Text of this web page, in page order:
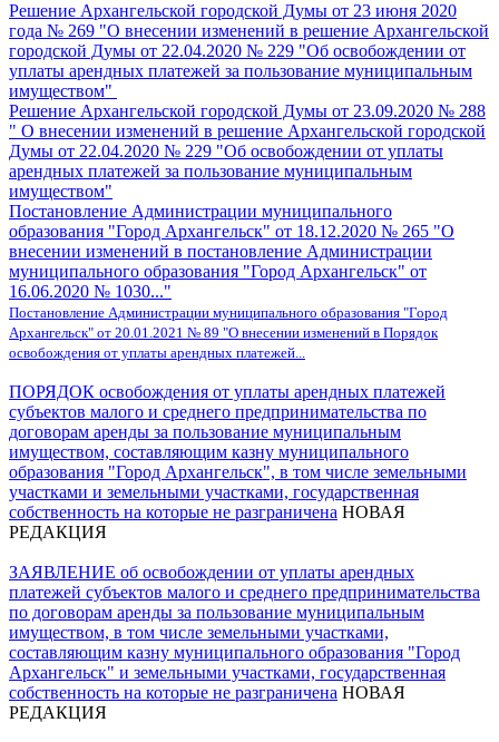
Решение Архангельской городской Думы от 23 июня 2020
года № 269 "О внесении изменений в решение Архангельской
городской Думы от 22.04.2020 № 229 "Об освобождении от
уплаты арендных платежей за пользование муниципальным
имуществом"
Решение Архангельской городской Думы от 23.09.2020 № 288
" О внесении изменений в решение Архангельской городской
Думы от 22.04.2020 № 229 "Об освобождении от уплаты
арендных платежей за пользование муниципальным
имуществом"
Постановление Администрации муниципального
образования "Город Архангельск" от 18.12.2020 № 265 "О
внесении изменений в постановление Администрации
муниципального образования "Город Архангельск" от
16.06.2020 № 1030..."
Постановление Администрации муниципального образования "Город
Архангельск" от 20.01.2021 № 89 "О внесении изменений в Порядок
освобождения от уплаты арендных платежей...
ПОРЯДОК освобождения от уплаты арендных платежей
субъектов малого и среднего предпринимательства по
договорам аренды за пользование муниципальным
имуществом, составляющим казну муниципального
образования "Город Архангельск", в том числе земельными
участками и земельными участками, государственная
собственность на которые не разграничена НОВАЯ
РЕДАКЦИЯ
ЗАЯВЛЕНИЕ об освобождении от уплаты арендных
платежей субъектов малого и среднего предпринимательства
по договорам аренды за пользование муниципальным
имуществом, в том числе земельными участками,
составляющим казну муниципального образования "Город
Архангельск" и земельными участками, государственная
собственность на которые не разграничена НОВАЯ
РЕДАКЦИЯ